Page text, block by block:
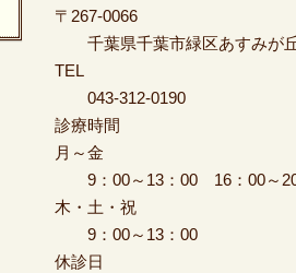
〒267-0066
千葉県千葉市緑区あす
TEL
043-312-0190
診療時間
月～金
9：00～13：00 16：00～
木・土・祝
9：00～13：00
休診日